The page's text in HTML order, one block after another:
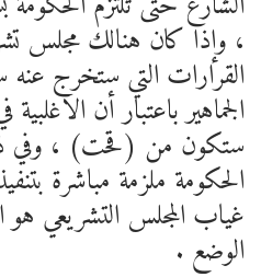
، وإذا كان هنالك مجلس
القرارات التي ستخرج
الجماهير باعتبار أن
ستكون من (قحت) ، وفي
الحكومة ملزمة مباشرة
غياب المجلس التشريعي
الوضع .